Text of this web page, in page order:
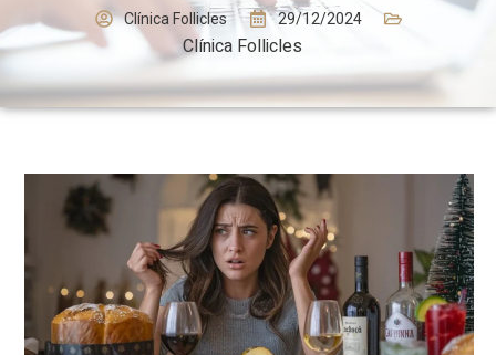
Clínica Follicles 29/12/2024
Clínica Follicles